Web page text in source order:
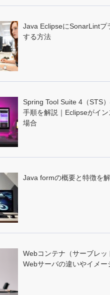
Java EclipseにSonarLintプ
する方法
Spring Tool Suite 4（STS
手順を解説｜Eclipseがイ
場合
Java formの概要と特徴を
Webコンテナ（サーブレッ
Webサーバの違いやイメー